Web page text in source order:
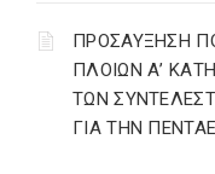
ΠΡΟΣΑΥΞΗΣΗ
ΠΛΟΙΩΝ Α’
ΤΩΝ
ΓΙΑ ΤΗΝ